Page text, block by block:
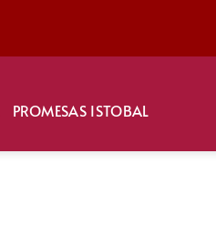
PROMESAS ISTOBAL